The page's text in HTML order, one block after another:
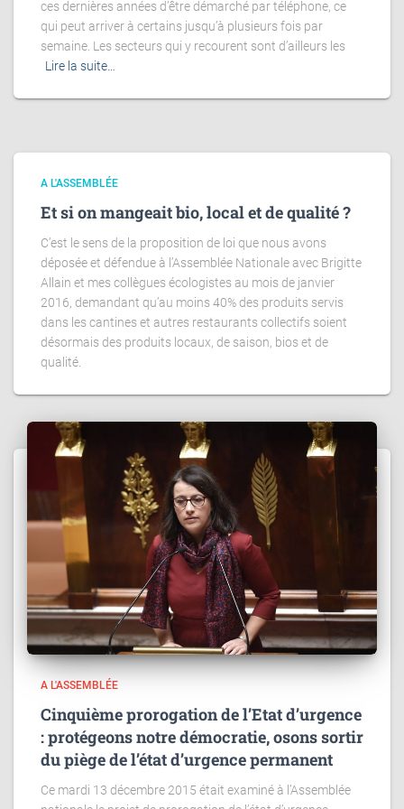
ces dernières années d’être démarché par téléphone, ce
qui peut arriver à certains jusqu’à plusieurs fois par
semaine. Les secteurs qui y recourent sont d’ailleurs les
Lire la suite…
A L'ASSEMBLÉE
Et si on mangeait bio, local et de qualité ?
C’est le sens de la proposition de loi que nous avons
déposée et défendue à l’Assemblée Nationale avec Brigitte
Allain et mes collègues écologistes au mois de janvier
2016, demandant qu’au moins 40% des produits servis
dans les cantines et autres restaurants collectifs soient
désormais des produits locaux, de saison, bios et de
qualité.
A L'ASSEMBLÉE
Cinquième prorogation de l’Etat d’urgence
: protégeons notre démocratie, osons sortir
du piège de l’état d’urgence permanent
Ce mardi 13 décembre 2015 était examiné à l’Assemblée